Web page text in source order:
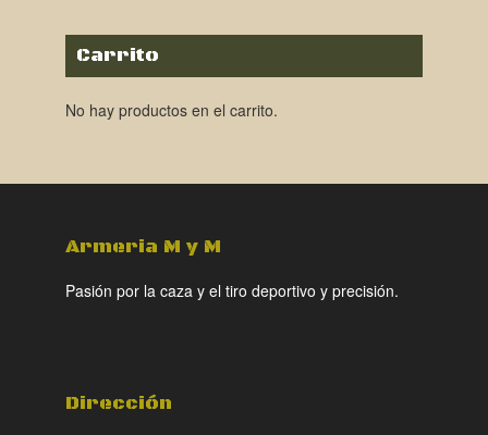
Carrito
No hay productos en el carrito.
Armeria M y M
Pasión por la caza y el tiro deportivo y precisión.
Dirección